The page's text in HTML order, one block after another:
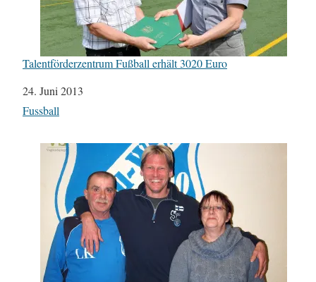
Talentförderzentrum Fußball erhält 3020 Euro
Datum
24. Juni 2013
In Bezug auf
Fussball